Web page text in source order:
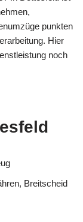
punkten
Hier
noch
Breitscheid